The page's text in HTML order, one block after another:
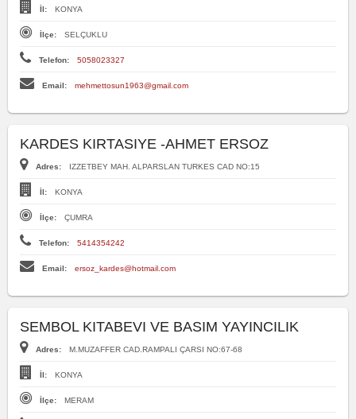
İl: KONYA
İlçe: SELÇUKLU
Telefon: 5058023327
Email: mehmettosun1963@gmail.com
KARDES KIRTASIYE -AHMET ERSOZ
Adres: IZZETBEY MAH. ALPARSLAN TURKES CAD NO:15
İl: KONYA
İlçe: ÇUMRA
Telefon: 5414354242
Email: ersoz_kardes@hotmail.com
SEMBOL KITABEVI VE BASIM YAYINCILIK
Adres: M.MUZAFFER CAD.RAMPALI ÇARSI NO:67-68
İl: KONYA
İlçe: MERAM